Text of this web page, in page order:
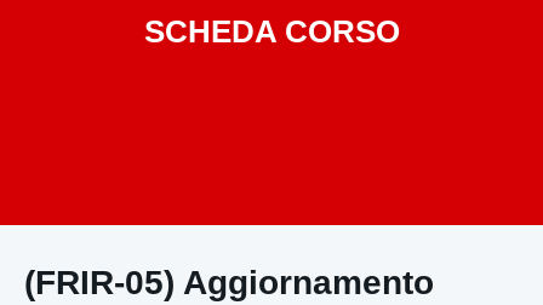
SCHEDA CORSO
(FRIR-05) Aggiornamento